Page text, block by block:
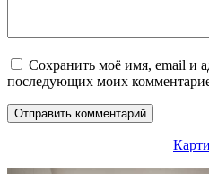
Сохранить моё имя, email и
последующих моих